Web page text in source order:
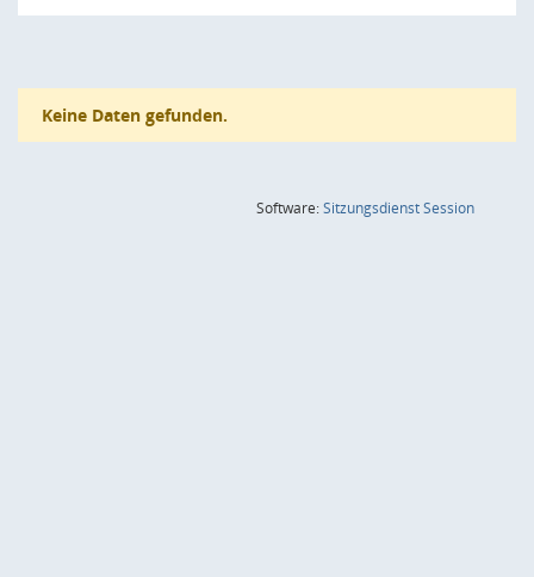
Keine Daten gefunden.
Software:SitzungsdienstSession(Wird in